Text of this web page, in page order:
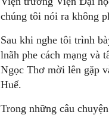
chúng tôi nói ra không
Sau khi nghe tôi trình
lnãh phe cách mạng và
Ngọc Thơ mời lên gặp
Huế.
Trong những câu